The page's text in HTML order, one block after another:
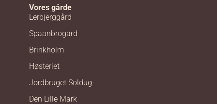
Vores gårde
Lerbjerggård
Spaanbrogård
Brinkholm
Høsteriet
Jordbruget Soldug
Den Lille Mark